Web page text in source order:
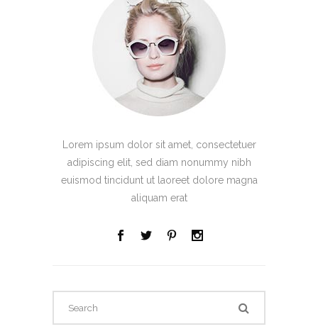
Lorem ipsum dolor sit amet, consectetuer
adipiscing elit, sed diam nonummy nibh
euismod tincidunt ut laoreet dolore magna
aliquam erat